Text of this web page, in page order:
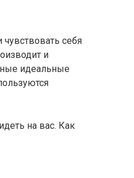
себя
и
идеальные
на вас. Как